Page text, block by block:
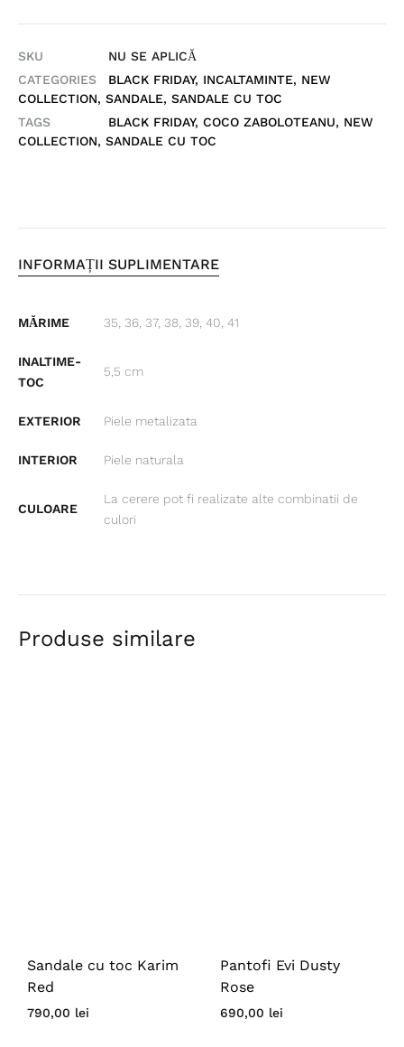
SKU
NU SE APLICĂ
CATEGORIES
BLACK FRIDAY, INCALTAMINTE, NEW
COLLECTION, SANDALE, SANDALE CU TOC
TAGS
BLACK FRIDAY, COCO ZABOLOTEANU, NEW
COLLECTION, SANDALE CU TOC
INFORMAȚII SUPLIMENTARE
MĂRIME 35, 36, 37, 38, 39, 40, 41
INALTIME-
TOC
5,5 cm
EXTERIOR Piele metalizata
INTERIOR Piele naturala
CULOARE
La cerere pot fi realizate alte combinatii de
culori
Produse similare
Sandale cu toc Karim
Red
790,00 lei
Pantofi Evi Dusty
Rose
690,00 lei